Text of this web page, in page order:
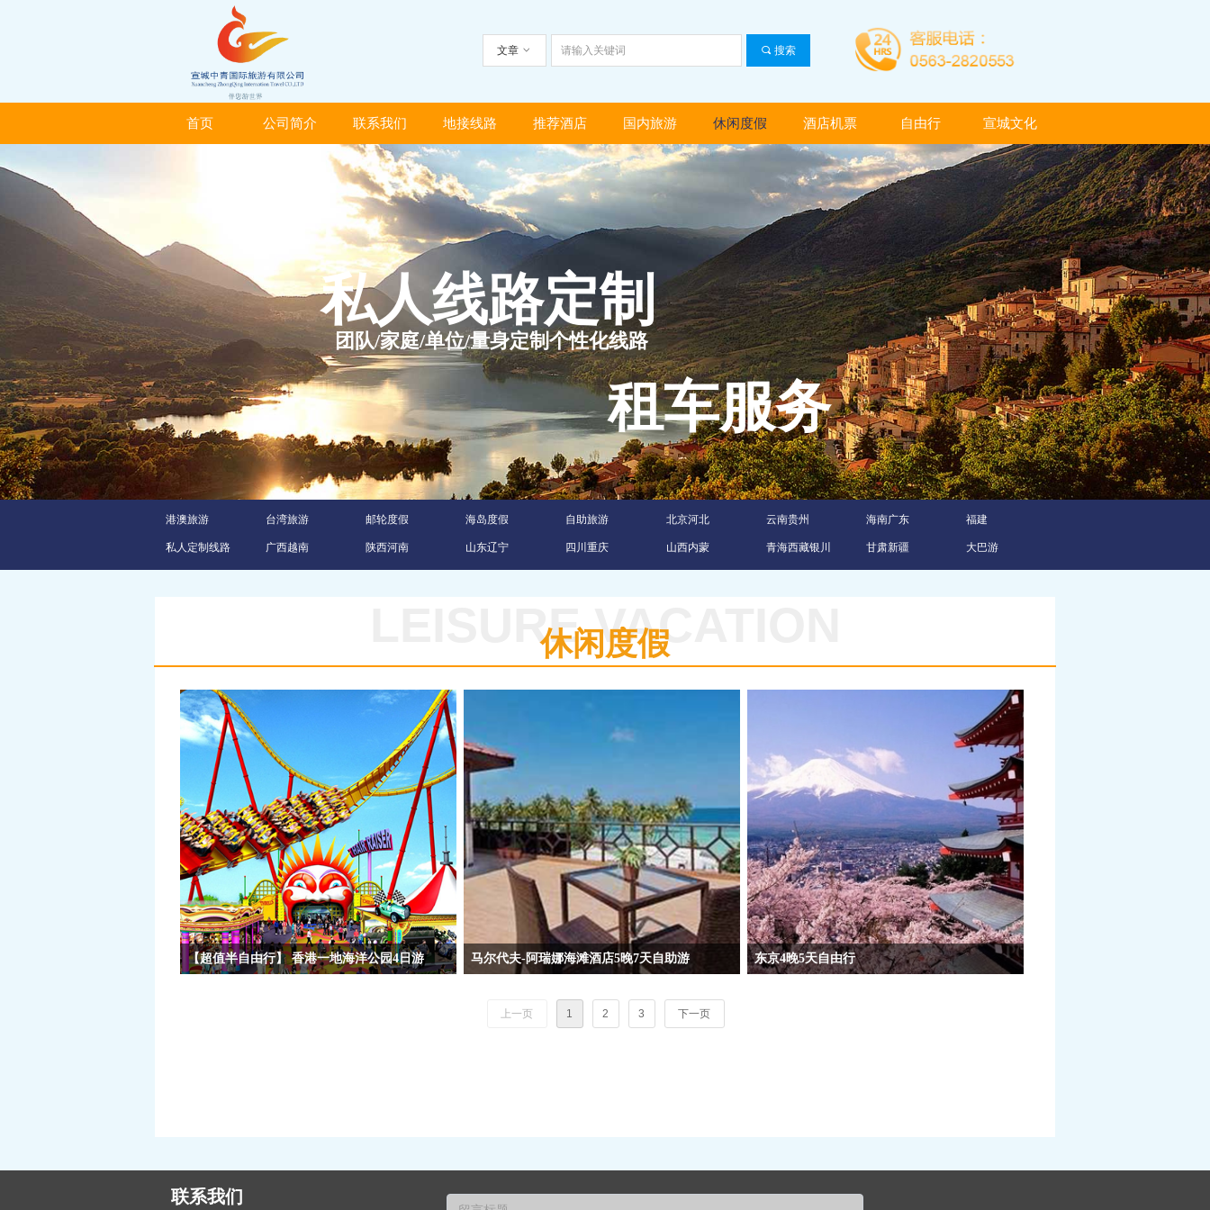
首页 公司简介 联系我们
联系我们
地接线路
地接线路
推荐酒店
推荐酒店
国内旅游
国内旅游
休闲度假 酒店机票
酒店机票
自由行
自由行
宣城文化
宣城文化
끠 搜索
文章 ꀁ
港澳旅游 台湾旅游 邮轮度假 海岛度假 自助旅游 北京河北 云南贵州 海南广东 福建
私人定制线路 广西越南 陕西河南 山东辽宁 四川重庆 山西内蒙 青海西藏银川 甘肃新疆 大巴游
私人线路定制
租车服务
团队/家庭/单位/量身定制个性化线路
LEISURE VACATION
休闲度假
【超值半自由行】 香港一地海洋公园4日游 马尔代夫-阿瑞娜海滩酒店5晚7天自助游
滩酒店Arena（精品酒店 豪华阳台房）含旱/快艇（Q2航
东京4晚5天自由行
上一页 1 2 3 下一页
联系我们